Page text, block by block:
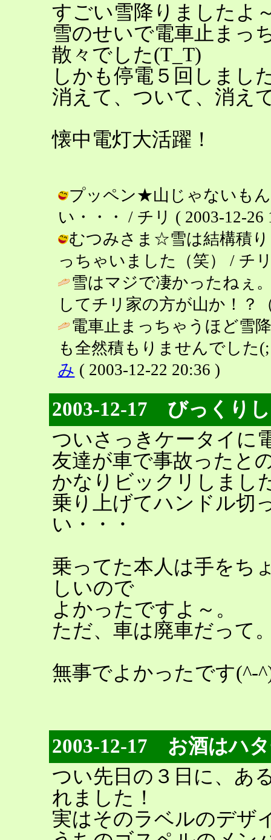
すごい雪降りましたよ
雪のせいで電車止まっ
散々でした(T_T)
しかも停電５回しまし
消えて、ついて、消え
懐中電灯大活躍！
プッペン★山じゃないも
い・・・ / チリ ( 2003-12-26
むつみさま☆雪は結構積
っちゃいました（笑） / チ
雪はマジで凄かったねぇ
してチリ家の方が山か！？
電車止まっちゃうほど雪
も全然積もりませんでした
み ( 2003-12-22 20:36 )
2003-12-17 びっくり
ついさっきケータイに
友達が車で事故ったと
かなりビックリしまし
乗り上げてハンドル切
い・・・
乗ってた本人は手をち
しいので
よかったですよ～。
ただ、車は廃車だって
無事でよかったです(^-
2003-12-17 お酒はハ
つい先日の３日に、あ
れました！
実はそのラベルのデザ